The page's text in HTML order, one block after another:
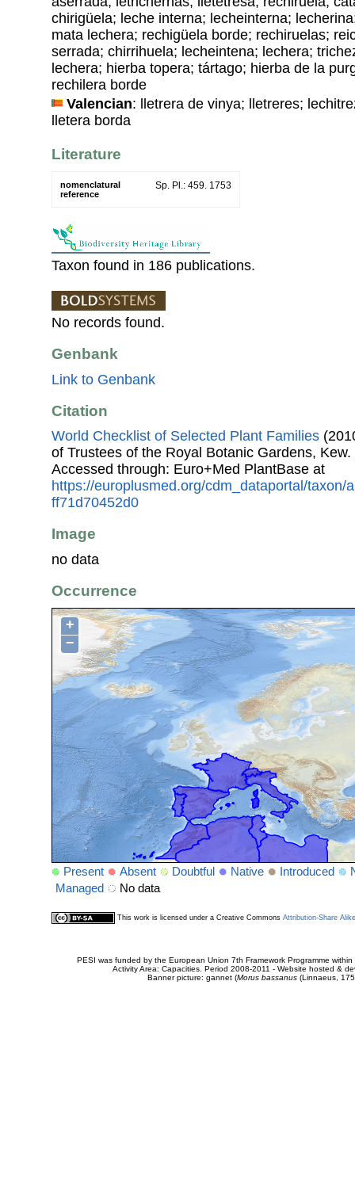
chirigüela; leche interna; lecheinterna;
mata lechera; rechigüela borde; rechiruelas;
serrada; chirrihuela; lecheintena; lechera;
lechera; hierba topera; tártago; hierba de la
rechilera borde
Valencian: lletrera de vinya; lletreres;
lletera borda
Literature
nomenclatural
reference
Sp. Pl.: 459. 1753
Taxon found in 186 publications.
No records found.
Genbank
Link to Genbank
Citation
World Checklist of Selected Plant Families
of Trustees of the Royal Botanic Gardens, Kew.
Accessed through: Euro+Med PlantBase at
https://europlusmed.org/cdm_dataportal/taxon/
ff71d70452d0
Image
no data
Occurrence
+
−
Present Absent Doubtful Native Introduced
Managed
No data
This work is licensed under a Creative Commons Attribution-Share
PESI was funded by the European Union 7th Framework Programme
Activity Area: Capacities. Period 2008-2011 - Website hosted &
Banner picture: gannet (Morus bassanus(Linnaeus,